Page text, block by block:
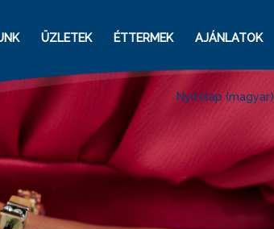
ÜZLETEK ÉTTERMEK AJÁNLATOK
Nyitólap (magyar)